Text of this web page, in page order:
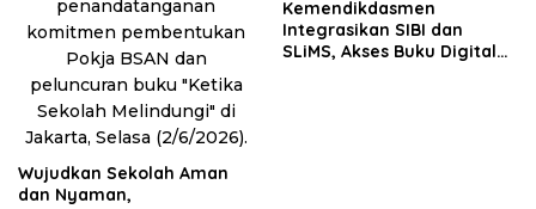
Wujudkan Sekolah Aman
dan Nyaman,
Kemendikdasmen
Integrasikan SIBI dan
SLiMS, Akses Buku Digital